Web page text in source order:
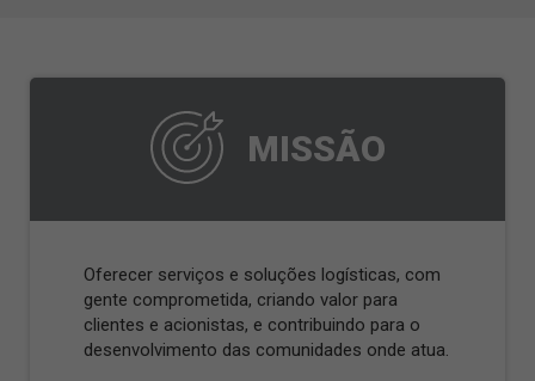
MISSÃO
Oferecer serviços e soluções logísticas, com
gente comprometida, criando valor para
clientes e acionistas, e contribuindo para o
desenvolvimento das comunidades onde atua.